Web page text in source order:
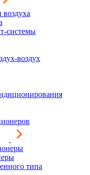
системы
воздух
типа